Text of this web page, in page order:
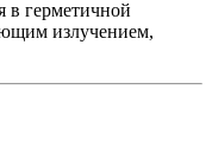
в герметичной
излучением,